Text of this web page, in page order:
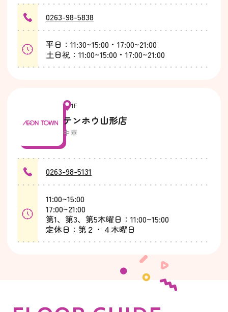
0263-98-5838
平日：11:30~15:00・17:00~21:00
土日祝：11:00~15:00・17:00~21:00
1F
テンホウ山形店
中華
0263-98-5131
11:00~15:00
17:00~21:00
第1、第3、第5木曜日：11:00~15:00
定休日：第２・４木曜日